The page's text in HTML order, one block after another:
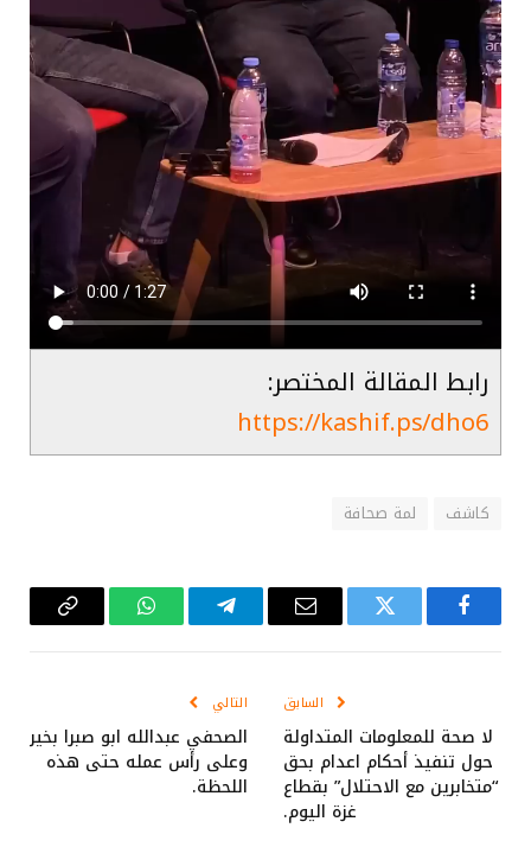
رابط المقالة المختصر:
https://kashif.ps/dho6
كاشف لمة صحافة
فيسبوك تويتر
البريد
تيلقرام واتساب Copy
السابق
لا صحة للمعلومات المتداولة
حول تنفيذ أحكام اعدام بحق
“متخابرين مع الاحتلال” بقطاع
غزة اليوم.
التالي
الصحفي عبدالله ابو صبرا بخير
وعلى رأس عمله حتى هذه
اللحظة.